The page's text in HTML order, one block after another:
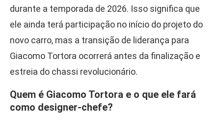
durante a temporada de 2026. Isso significa que
ele ainda terá participação no início do projeto do
novo carro, mas a transição de liderança para
Giacomo Tortora ocorrerá antes da finalização e
estreia do chassi revolucionário.
Quem é Giacomo Tortora e o que ele fará
como designer-chefe?